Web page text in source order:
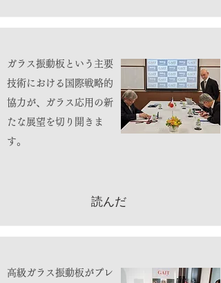
ガラス振動板という主要
技術における国際戦略的
協力が、ガラス応用の新
たな展望を切り開きま
す。
読んだ
高級ガラス振動板がプレ